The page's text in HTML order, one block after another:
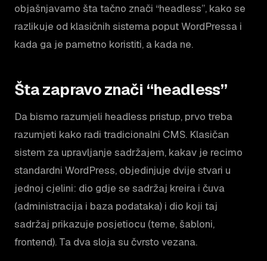
objašnjavamo šta tačno znači “headless”, kako se
razlikuje od klasičnih sistema poput WordPressa i
kada ga je pametno koristiti, a kada ne.
Šta zapravo znači “headless”
Da bismo razumjeli headless pristup, prvo treba
razumjeti kako radi tradicionalni CMS. Klasičan
sistem za upravljanje sadržajem, kakav je recimo
standardni WordPress, objedinjuje dvije stvari u
jednoj cjelini: dio gdje se sadržaj kreira i čuva
(administracija i baza podataka) i dio koji taj
sadržaj prikazuje posjetiocu (teme, šabloni,
frontend). Ta dva sloja su čvrsto vezana.